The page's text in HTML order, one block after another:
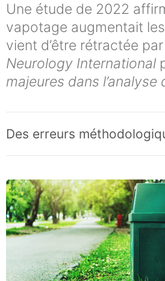
Une étude de 2022
vapotage augmentait les
vient d’être rétractée
Neurology International
majeures dans l’analyse
Des erreurs